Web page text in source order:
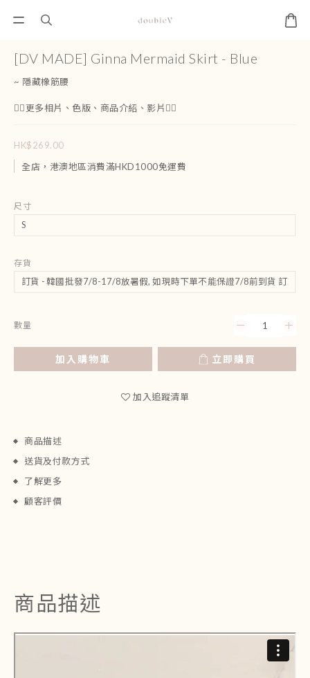
[DV MADE] Ginna Mermaid Skirt - Blue
~ 隱藏橡筋腰
👇🏻更多相片、色版、商品介紹、影片👇🏻
HK$269.00
全店，港澳地區消費滿HKD1000免運費
尺寸
存貨
數量
加入購物車 立即購買
加入追蹤清單
商品描述
送貨及付款方式
了解更多
顧客評價
商品描述